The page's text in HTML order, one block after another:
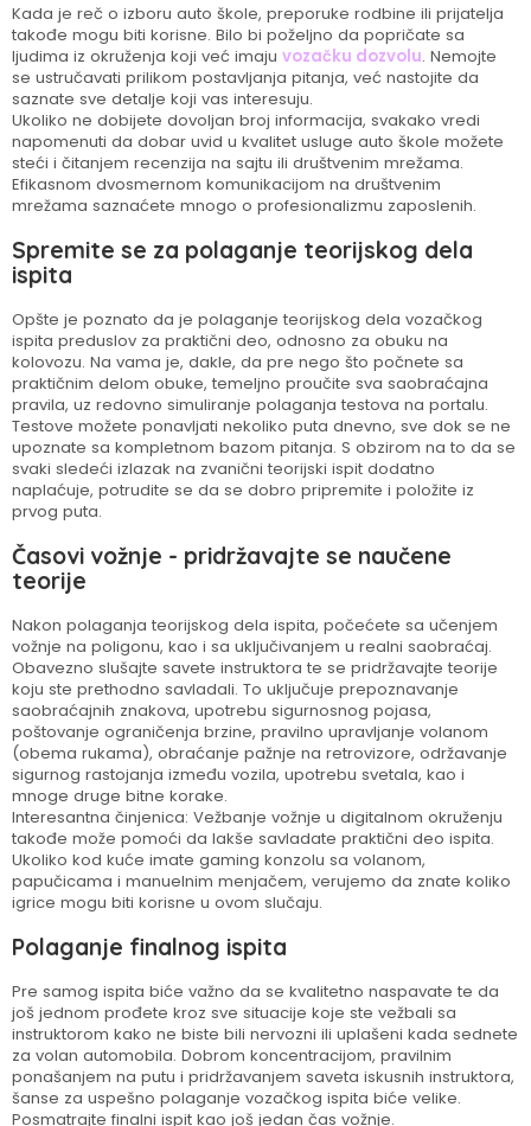
Kada je reč o izboru auto škole, preporuke rodbine ili prijatelja
takođe mogu biti korisne. Bilo bi poželjno da popričate sa
ljudima iz okruženja koji već imaju vozačku dozvolu. Nemojte
se ustručavati prilikom postavljanja pitanja, već nastojite da
saznate sve detalje koji vas interesuju.
Ukoliko ne dobijete dovoljan broj informacija, svakako vredi
napomenuti da dobar uvid u kvalitet usluge auto škole možete
steći i čitanjem recenzija na sajtu ili društvenim mrežama.
Efikasnom dvosmernom komunikacijom na društvenim
mrežama saznaćete mnogo o profesionalizmu zaposlenih.
Spremite se za polaganje teorijskog dela
ispita
Opšte je poznato da je polaganje teorijskog dela vozačkog
ispita preduslov za praktični deo, odnosno za obuku na
kolovozu. Na vama je, dakle, da pre nego što počnete sa
praktičnim delom obuke, temeljno proučite sva saobraćajna
pravila, uz redovno simuliranje polaganja testova na portalu.
Testove možete ponavljati nekoliko puta dnevno, sve dok se ne
upoznate sa kompletnom bazom pitanja. S obzirom na to da se
svaki sledeći izlazak na zvanični teorijski ispit dodatno
naplaćuje, potrudite se da se dobro pripremite i položite iz
prvog puta.
Časovi vožnje - pridržavajte se naučene
teorije
Nakon polaganja teorijskog dela ispita, počećete sa učenjem
vožnje na poligonu, kao i sa uključivanjem u realni saobraćaj.
Obavezno slušajte savete instruktora te se pridržavajte teorije
koju ste prethodno savladali. To uključuje prepoznavanje
saobraćajnih znakova, upotrebu sigurnosnog pojasa,
poštovanje ograničenja brzine, pravilno upravljanje volanom
(obema rukama), obraćanje pažnje na retrovizore, održavanje
sigurnog rastojanja između vozila, upotrebu svetala, kao i
mnoge druge bitne korake.
Interesantna činjenica: Vežbanje vožnje u digitalnom okruženju
takođe može pomoći da lakše savladate praktični deo ispita.
Ukoliko kod kuće imate gaming konzolu sa volanom,
papučicama i manuelnim menjačem, verujemo da znate koliko
igrice mogu biti korisne u ovom slučaju.
Polaganje finalnog ispita
Pre samog ispita biće važno da se kvalitetno naspavate te da
još jednom prođete kroz sve situacije koje ste vežbali sa
instruktorom kako ne biste bili nervozni ili uplašeni kada sednete
za volan automobila. Dobrom koncentracijom, pravilnim
ponašanjem na putu i pridržavanjem saveta iskusnih instruktora,
šanse za uspešno polaganje vozačkog ispita biće velike.
Posmatrajte finalni ispit kao još jedan čas vožnje.